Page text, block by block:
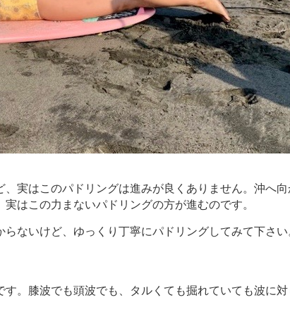
実はこのパドリングは進みが良くありません。沖へ向
はこの力まないパドリングの方が進むのです。
ないけど、ゆっくり丁寧にパドリングしてみて下さい
。膝波でも頭波でも、タルくても掘れていても波に